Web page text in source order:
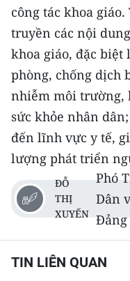
công tác khoa
truyền các nội
khoa giáo, đặc biệt
phòng, chống dịch
nhiễm môi trường,
sức khỏe nhân
đến lĩnh vực y tế,
lượng phát triển
ĐỖ
THỊ
XUYẾN
Phó
Dân
TIN LIÊN QUAN